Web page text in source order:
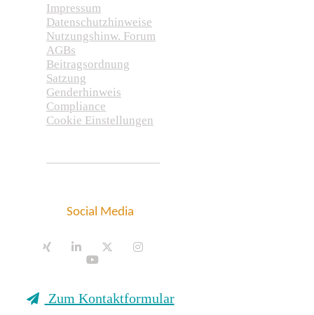
Impressum
Datenschutzhinweise
Nutzungshinw. Forum
AGBs
Beitragsordnung
Satzung
Genderhinweis
Compliance
Cookie Einstellungen
Social Media
Zum Kontaktformular